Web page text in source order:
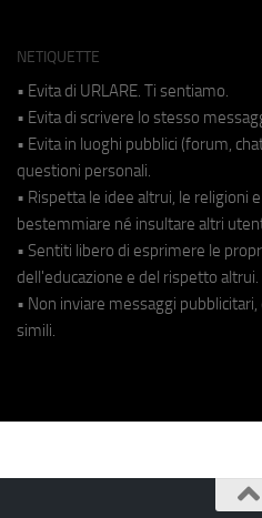
NETIQUETTE
• Evita di URLARE. Ti sentiamo.
• Evita di scrivere lo stesso
• Evita in luoghi pubblici (forum,
questioni personali.
• Rispetta le idee altrui, le religioni
bestemmiare né insultare altri
• Sentiti libero di esprimere le
dell'educazione e del rispetto altrui.
• Non inviare messaggi
simili.